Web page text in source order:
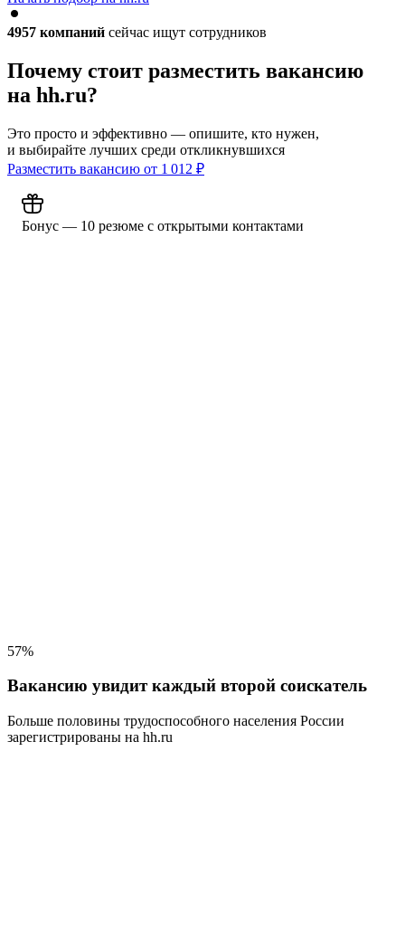
4957 компаний сейчас ищут сотрудников
Почему стоит разместить вакансию
на hh.ru?
Это просто и эффективно — опишите, кто нужен,
и выбирайте лучших среди откликнувшихся
Разместить вакансию от 1 012 ₽
Бонус — 10 резюме с открытыми контактами
57%
Вакансию увидит каждый второй соискатель
Больше половины трудоспособного населения России
зарегистрированы на hh.ru